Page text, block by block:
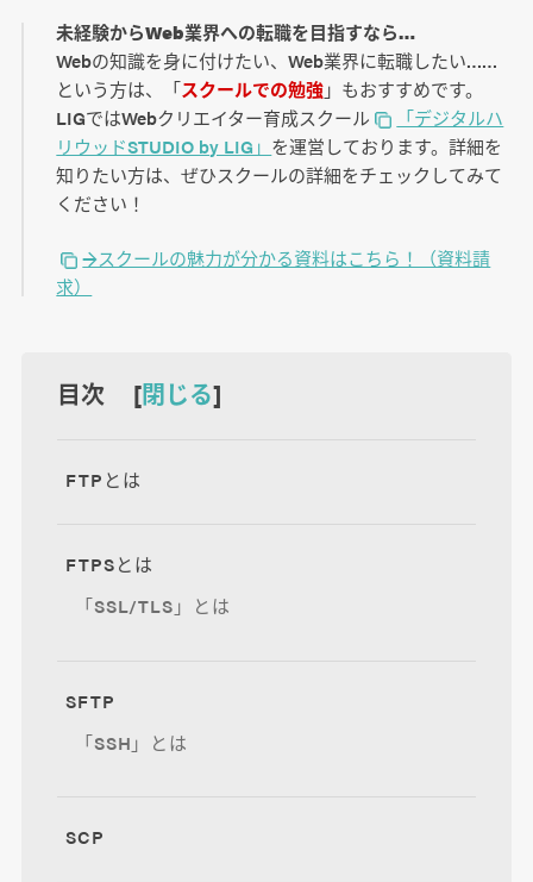
未経験からWeb業界への転職を目指すなら…
Webの知識を身に付けたい、Web業界に転職したい……
という方は、「スクールでの勉強」もおすすめです。
LIGではWebクリエイター育成スクール
「デジタルハ
リウッドSTUDIO by LIG」 を運営しております。詳細を
知りたい方は、ぜひスクールの詳細をチェックしてみて
ください！
→スクールの魅力が分かる資料はこちら！（資料請
求）
目次 [閉じる]
FTPとは
FTPSとは
「SSL/TLS」とは
SFTP
「SSH」とは
SCP